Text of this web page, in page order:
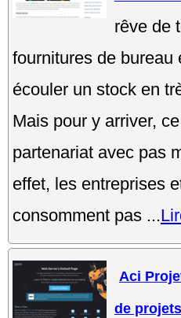
rêve de
fournitures de bureau
écouler un stock en
Mais pour y arriver,
partenariat avec pas
effet, les entreprises
consomment pas ...
Aci
de projets